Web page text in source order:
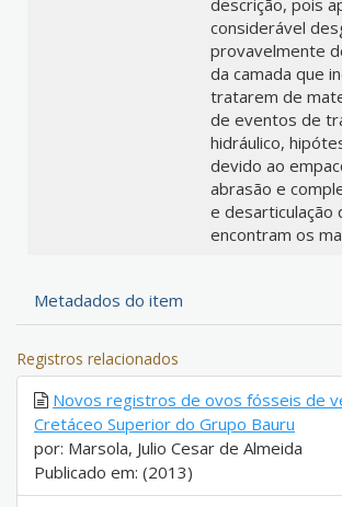
descrição, pois
considerável
provavelmente
da camada que
tratarem de
de eventos de
hidráulico,
devido ao
abrasão e
e desarticulação
encontram os
Metadados do item
Registros relacionados
Novos registros de ovos fósseis de
Cretáceo Superior do Grupo Bauru
por: Marsola, Julio Cesar de Almeida
Publicado em: (2013)